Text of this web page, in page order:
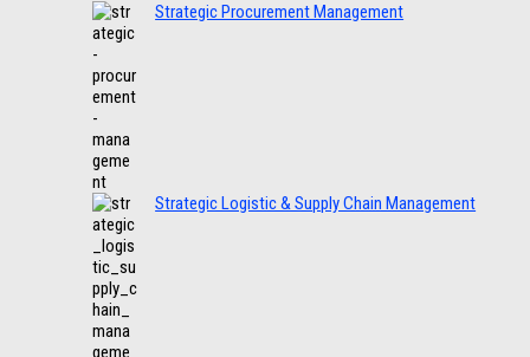
Strategic Procurement Management
Strategic Logistic & Supply Chain Management